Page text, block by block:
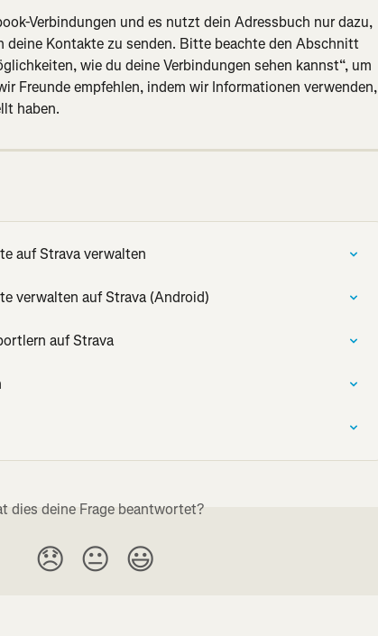
Verbindungen und es nutzt dein Adressbuch nur dazu,
deine Kontakte zu senden. Bitte beachte den Abschnitt
wie du deine Verbindungen sehen kannst“, um
Freunde empfehlen, indem wir Informationen verwenden,
haben.
auf Strava verwalten
verwalten auf Strava (Android)
auf Strava
dies deine Frage beantwortet?
😞 😐 😃